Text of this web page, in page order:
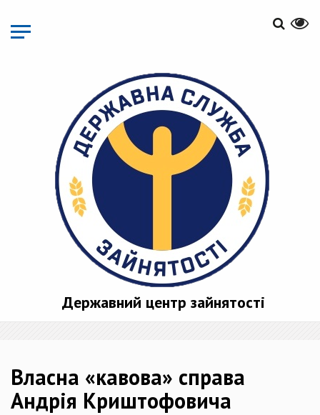
основного
матеріалу
Державний центр зайнятості
Власна «кавова» справа
Андрія Криштофовича